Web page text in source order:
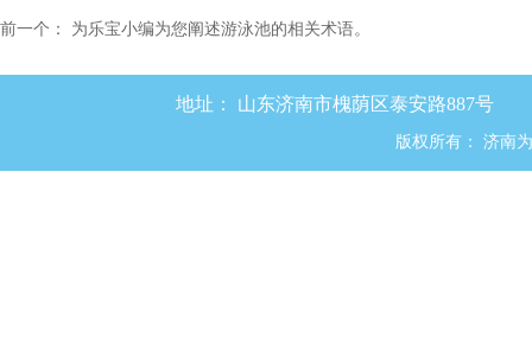
前一个： 为乐宝小编为您阐述游泳池的相关术语。
地址： 山东济南市槐荫区泰安路887号
版权所有： 济南